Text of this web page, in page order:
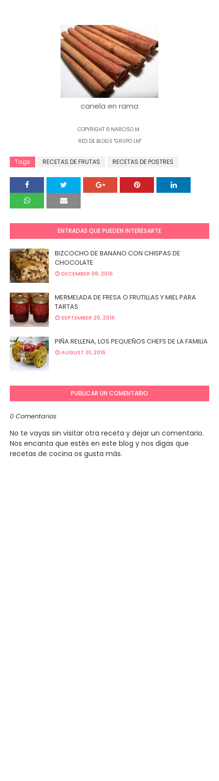
canela en rama
COPYRIGHT © NARCISO M.
RED DE BLOGS "GRUPO LM"
Tags RECETAS DE FRUTAS RECETAS DE POSTRES
ENTRADAS QUE PUEDEN INTERESARTE
BIZCOCHO DE BANANO CON CHISPAS DE
CHOCOLATE
DECEMBER 08, 2016
MERMELADA DE FRESA O FRUTILLAS Y MIEL PARA
TARTAS
SEPTEMBER 20, 2016
PIÑA RELLENA, LOS PEQUEÑOS CHEFS DE LA FAMILIA
AUGUST 01, 2016
PUBLICAR UN COMENTARIO
0 Comentarios
No te vayas sin visitar otra receta y dejar un comentario.
Nos encanta que estés en este blog y nos digas que
recetas de cocina os gusta más.